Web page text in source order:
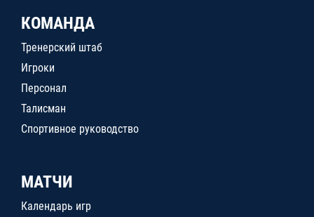
КОМАНДА
Тренерский штаб
Игроки
Персонал
Талисман
Спортивное руководство
МАТЧИ
Календарь игр